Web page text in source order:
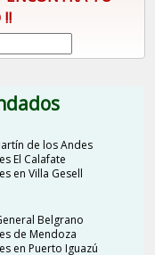
!!
de los Andes
El Calafate
en Villa Gesell
Belgrano
de Mendoza
en Puerto Iguazú